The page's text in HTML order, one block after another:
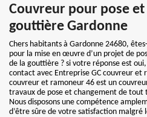
Couvreur pour pose
gouttière Gardonne
Chers habitants à Gardonne 24680,
pour la mise en œuvre d’un projet de
de la gouttière ? si votre réponse est
contact avec Entreprise GC couvreur et
couvreur et ramoneur 46 est un
travaux de pose et changement de
Nous disposons une compétence
d’être sûre de votre satisfaction